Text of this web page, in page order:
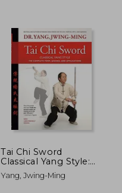
50%
dcto.
Tai Chi Sword
Classical Yang Style:
The Complete Form,
Qigong, And
Yang, Jwing-Ming